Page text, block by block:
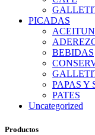
PICADAS
BEBIDAS
PAPAS Y
PATES
Uncategorized
Productos